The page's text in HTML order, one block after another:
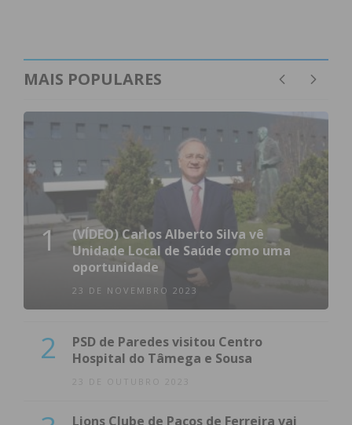
Subscreva a newsletter do
Imediato
Assine nossa newsletter por e-mail e
obtenha de forma regular a informação
atualizada.
Eu li e concordo com os termos e
condições
MAIS POPULARES
1
(VÍDEO) Carlos Alberto Silva vê
Unidade Local de Saúde como uma
oportunidade
23 DE NOVEMBRO 2023
2
PSD de Paredes visitou Centro
Hospital do Tâmega e Sousa
23 DE OUTUBRO 2023
Lions Clube de Paços de Ferreira vai